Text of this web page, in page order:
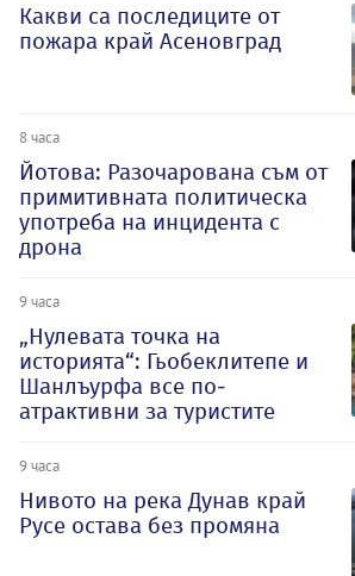
Какви са последиците от
пожара край Асеновград
8 часа
Йотова: Разочарована съм от
примитивната политическа
употреба на инцидента с
дрона
9 часа
„Нулевата точка на
историята“: Гьобеклитепе и
Шанлъурфа все по-
атрактивни за туристите
9 часа
Нивото на река Дунав край
Русе остава без промяна